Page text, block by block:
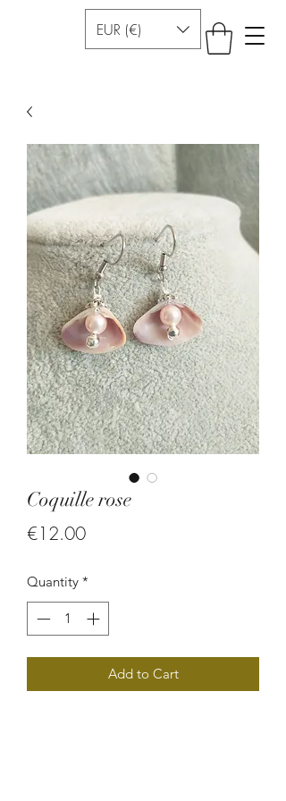
EUR (€)
Coquille rose
€12.00Price
Quantity *
Add to Cart